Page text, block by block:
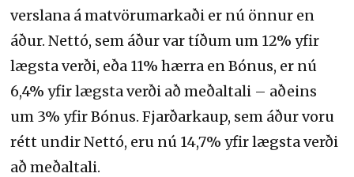
verslana á matvörumarkaði er nú önnur en
áður. Nettó, sem áður var tíðum um 12% yfir
lægsta verði, eða 11% hærra en Bónus, er nú
6,4% yfir lægsta verði að meðaltali – aðeins
um 3% yfir Bónus. Fjarðarkaup, sem áður voru
rétt undir Nettó, eru nú 14,7% yfir lægsta verði
að meðaltali.